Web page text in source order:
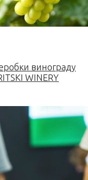
винограду
WINERY